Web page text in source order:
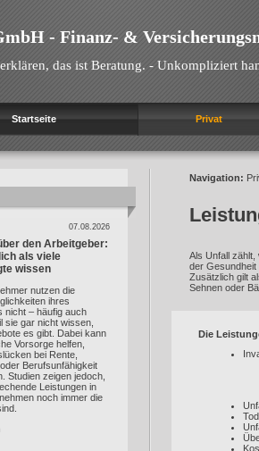
- Finanz- &
das ist Beratung. - Unkompliziert
Startseite Privat
07.08.2026
den Arbeitgeber:
als viele
wissen
nutzen die
ihres
nicht – häufig auch
sie gar nicht wissen,
es gibt. Dabei kann
Vorsorge helfen,
bei Rente,
Berufsunfähigkeit
Studien zeigen jedoch,
Leistungen in
noch immer die
Navigation:
Als Unfall
der Gesundheit
Zusätzlich gilt
Sehnen oder
Die